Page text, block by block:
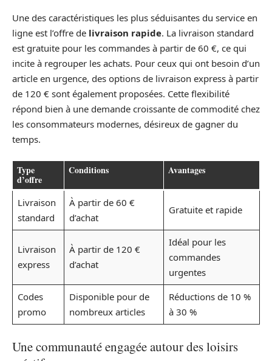
Une des caractéristiques les plus séduisantes du service en
ligne est l’offre de livraison rapide. La livraison standard
est gratuite pour les commandes à partir de 60 €, ce qui
incite à regrouper les achats. Pour ceux qui ont besoin d’un
article en urgence, des options de livraison express à partir
de 120 € sont également proposées. Cette flexibilité
répond bien à une demande croissante de commodité chez
les consommateurs modernes, désireux de gagner du
temps.
Type
d’offre
Conditions Avantages
Livraison
standard
À partir de 60 €
d’achat
Gratuite et rapide
Livraison
express
À partir de 120 €
d’achat
Idéal pour les
commandes
urgentes
Codes
promo
Disponible pour de
nombreux articles
Réductions de 10 %
à 30 %
Une communauté engagée autour des loisirs